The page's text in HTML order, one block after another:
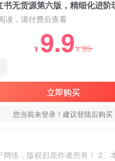
读，请付费后查看
¥ 9.9¥99
立即购买
您当前未登录！建议登陆后购
网络，版权归原作者所有！ 2、